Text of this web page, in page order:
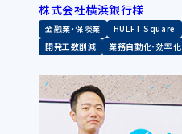
株式会社横浜銀行様
金融業・保険業 HULFT Square
開発工数削減
業務自動化・効率化